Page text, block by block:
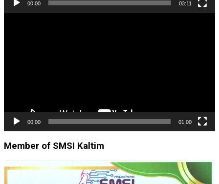
00:00 03:11
00:00 01:00
Member of SMSI Kaltim